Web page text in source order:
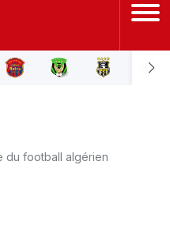
du football algérien